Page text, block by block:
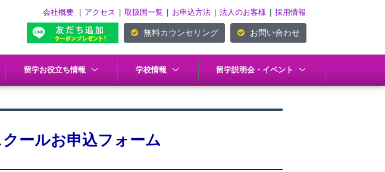
会社概要 アクセス 取扱国一覧 お申込方法 法人のお客様 採用情報
無料カウンセリング お問い合わせ
留学お役立ち情報 学校情報 留学説明会・イベント
ールお申込フォーム